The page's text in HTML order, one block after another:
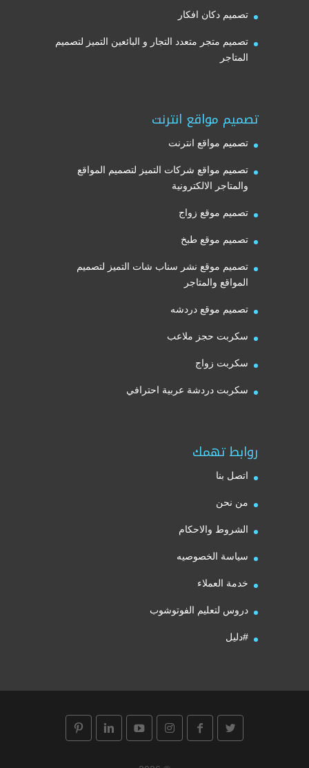
تصميم دكان افكار
تصميم متجر متعدد التجار و البائعين التميز لتصميم
المتاجر
تصميم مواقع انترنت
تصميم مواقع انترنت
تصميم مواقع شركات التميز لتصميم المواقع
والمتاجر الالكترونية
تصميم موقع زواج
تصميم موقع طبخ
تصميم موقع نشر سناب شات التميز لتصميم
المواقع والمتاجر
تصميم موقع دردشه
سكربت حجز ملاعب
سكربت زواج
سكربت دردشة عربية احترافي
روابط تهمك
اتصل بنا
من نحن
الشروط والاحكام
سياسة الخصوصيه
خدمة العملاء
دروس لتعليم الفوتوشوب
#دليل